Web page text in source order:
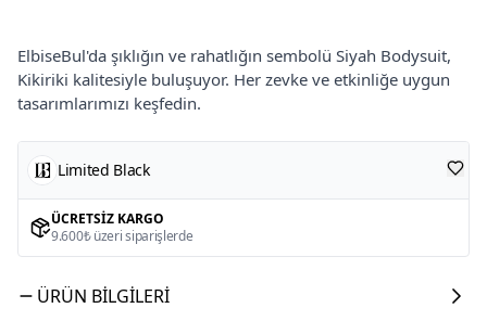
ElbiseBul'da şıklığın ve rahatlığın sembolü Siyah Bodysuit,
Kikiriki kalitesiyle buluşuyor. Her zevke ve etkinliğe uygun
tasarımlarımızı keşfedin.
Limited Black
ÜCRETSIZ KARGO
9.600₺ üzeri siparişlerde
ÜRÜN BILGILERI